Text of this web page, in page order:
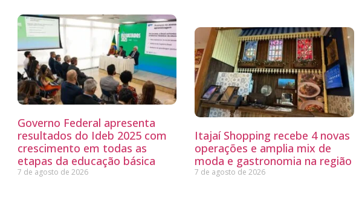
Governo Federal apresenta
resultados do Ideb 2025 com
crescimento em todas as
etapas da educação básica
7 de agosto de 2026
Itajaí Shopping recebe 4 novas
operações e amplia mix de
moda e gastronomia na região
7 de agosto de 2026